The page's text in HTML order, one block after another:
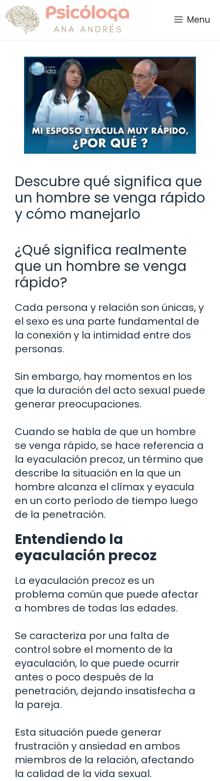
Saltar
al
contenido
Menu
Descubre qué significa que
un hombre se venga rápido
y cómo manejarlo
¿Qué significa realmente
que un hombre se venga
rápido?
Cada persona y relación son únicas, y
el sexo es una parte fundamental de
la conexión y la intimidad entre dos
personas.
Sin embargo, hay momentos en los
que la duración del acto sexual puede
generar preocupaciones.
Cuando se habla de que un hombre
se venga rápido, se hace referencia a
la eyaculación precoz, un término que
describe la situación en la que un
hombre alcanza el clímax y eyacula
en un corto período de tiempo luego
de la penetración.
Entendiendo la
eyaculación precoz
La eyaculación precoz es un
problema común que puede afectar
a hombres de todas las edades.
Se caracteriza por una falta de
control sobre el momento de la
eyaculación, lo que puede ocurrir
antes o poco después de la
penetración, dejando insatisfecha a
la pareja.
Esta situación puede generar
frustración y ansiedad en ambos
miembros de la relación, afectando
la calidad de la vida sexual.